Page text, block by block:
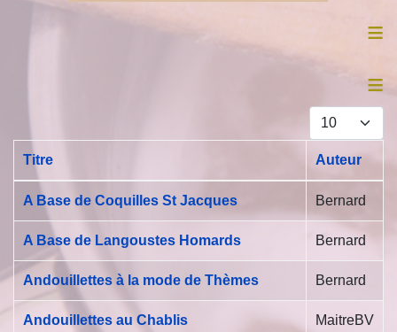
≡
≡
Afficher #
Titre Auteur
A Base de Coquilles St Jacques Bernard
A Base de Langoustes Homards Bernard
Andouillettes à la mode de Thèmes Bernard
Andouillettes au Chablis MaitreBV